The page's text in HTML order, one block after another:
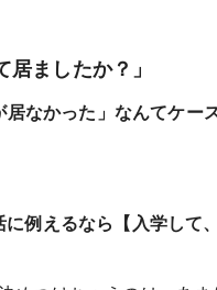
ましたか？」
居なかった」なんてケー
例えるなら【入学して